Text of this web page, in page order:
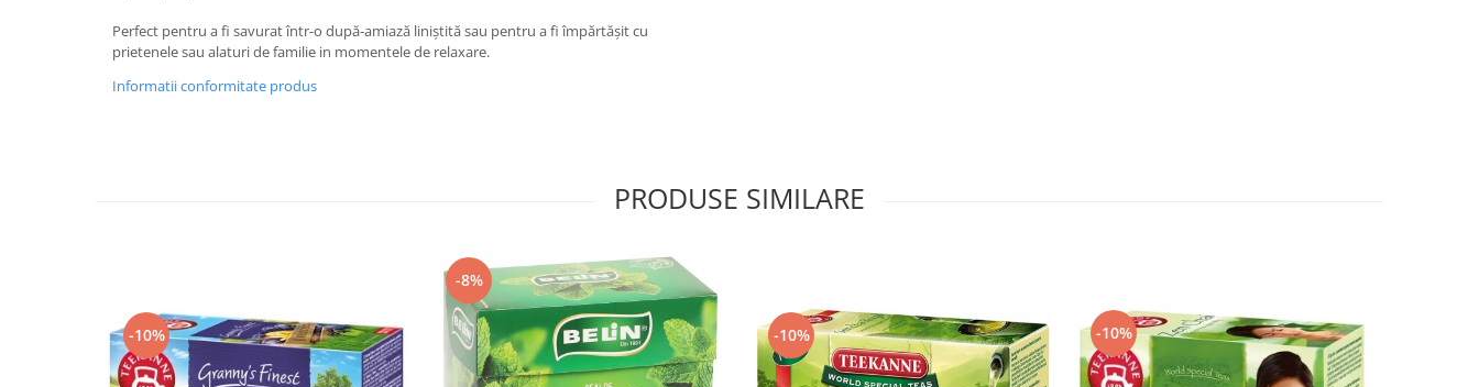
Perfect pentru a fi savurat într-o după-amiază liniștită sau pentru a fi împărtășit cu
prietenele sau alaturi de familie in momentele de relaxare.
Informatii conformitate produs
PRODUSE SIMILARE
-10%
-8%
-10% -10%